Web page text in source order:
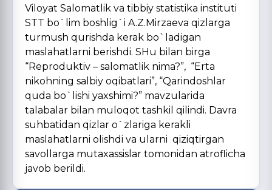
Viloyat Salomatlik va tibbiy statistika instituti
STT bo`lim boshlig`i A.Z.Mirzaeva qizlarga
turmush qurishda kerak bo`ladigan
maslahatlarni berishdi. SHu bilan birga
“Reproduktiv – salomatlik nima?”, “Erta
nikohning salbiy oqibatlari”, “Qarindoshlar
quda bo`lishi yaxshimi?” mavzularida
talabalar bilan muloqot tashkil qilindi. Davra
suhbatidan qizlar o`zlariga kerakli
maslahatlarni olishdi va ularni qiziqtirgan
savollarga mutaxassislar tomonidan atroflicha
javob berildi.